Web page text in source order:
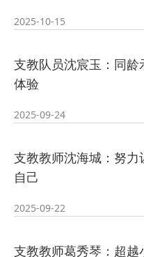
2025-10-15
支教队员沈宸玉：同
体验
2025-09-24
支教教师沈海城：努
自己
2025-09-22
支教教师葛秀琴：超